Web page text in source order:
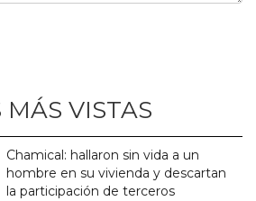
MÁS VISTAS
Chamical: hallaron sin vida a un
hombre en su vivienda y descartan
la participación de terceros